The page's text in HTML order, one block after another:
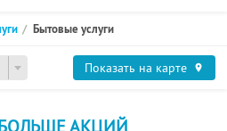
Бытовые услуги
Показать на карте
АКЦИЙ